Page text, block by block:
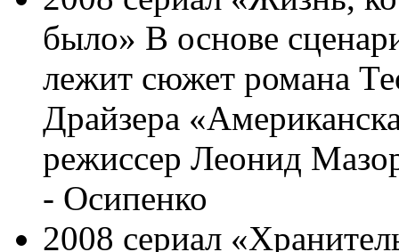
было» В основе
лежит сюжет романа
Драйзера
режиссер Леонид
- Осипенко
2008 сериал